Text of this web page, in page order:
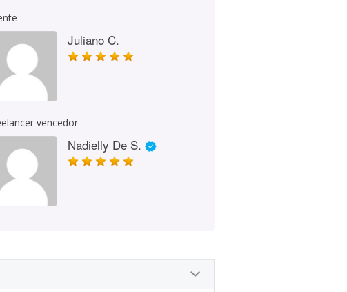
Juliano C.
vencedor
Nadielly De S.